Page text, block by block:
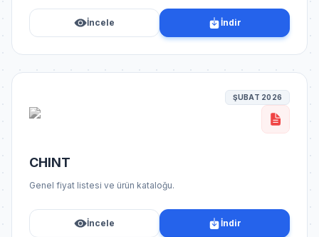
İncele İndir
ŞUBAT 2026
CHINT
Genel fiyat listesi ve ürün kataloğu.
İncele İndir